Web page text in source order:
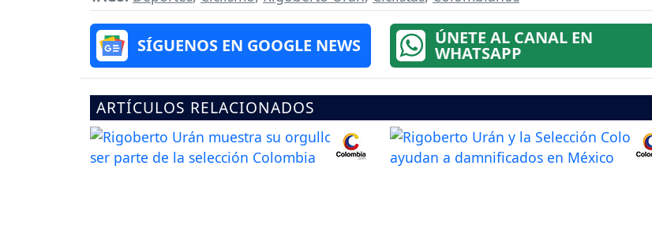
SÍGUENOS EN GOOGLE NEWS ÚNETE AL CANAL EN
WHATSAPP
ARTÍCULOS RELACIONADOS